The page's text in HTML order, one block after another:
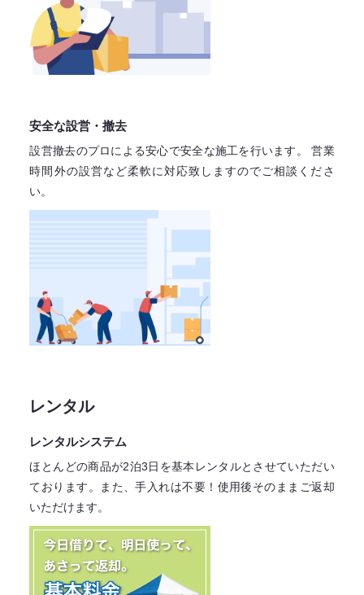
安全な設営・撤去
設営撤去のプロによる安心で安全な施工を行います。
営業
時間外の設営など柔軟に対応致しますのでご相談くださ
い。
レンタル
レンタルシステム
ほとんどの商品が2泊3日を基本レンタルとさせていただい
ております。
また、手入れは不要！ 使用後そのままご返却
いただけます。